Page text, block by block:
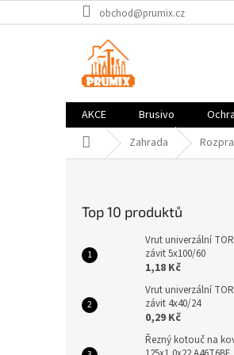
na
obchod@prumix.cz
AKCE Brusivo
Domů Zahrada
Top 10 produktů
Vrut univerzální
závit 5x100/60
1,18 Kč
Vrut univerzální
závit 4x40/24
0,29 Kč
Řezný kotouč na